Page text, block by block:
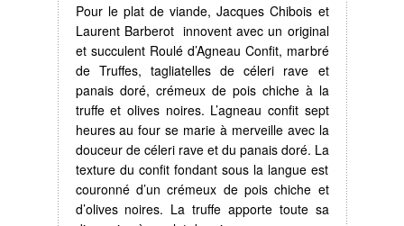
Pour le plat de viande, Jacques Chibois et
Laurent Barberot innovent avec un original
et succulent Roulé d’Agneau Confit, marbré
de Truffes, tagliatelles de céleri rave et
panais doré, crémeux de pois chiche à la
truffe et olives noires. L’agneau confit sept
heures au four se marie à merveille avec la
douceur de céleri rave et du panais doré. La
texture du confit fondant sous la langue est
couronné d’un crémeux de pois chiche et
d’olives noires. La truffe apporte toute sa